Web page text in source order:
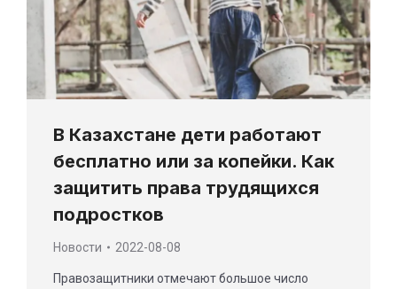
В Казахстане дети работают
бесплатно или за копейки. Как
защитить права трудящихся
подростков
Новости 2022-08-08
Правозащитники отмечают большое число